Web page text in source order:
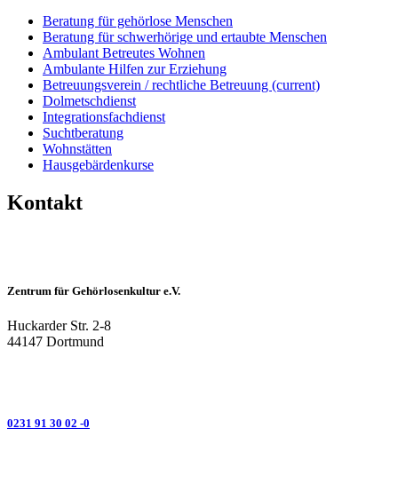
Beratung für gehörlose Menschen
Beratung für schwerhörige und ertaubte Menschen
Ambulant Betreutes Wohnen
Ambulante Hilfen zur Erziehung
Betreuungsverein / rechtliche Betreuung (current)
Dolmetschdienst
Integrationsfachdienst
Suchtberatung
Wohnstätten
Hausgebärdenkurse
Kontakt
Zentrum für Gehörlosenkultur e.V.
Huckarder Str. 2-8
44147 Dortmund
0231 91 30 02 -0